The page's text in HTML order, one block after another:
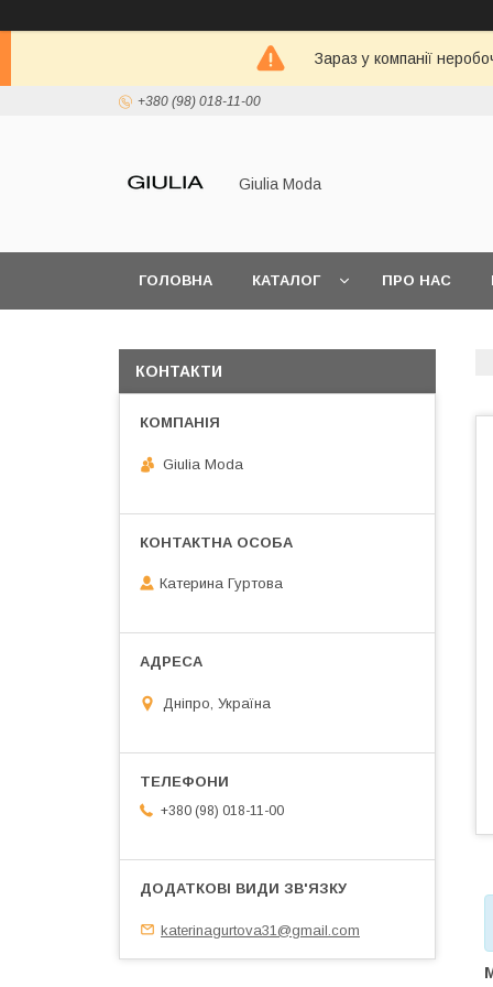
Зараз у компанії
+380 (98) 018-11-00
Giulia Moda
ГОЛОВНА КАТАЛОГ ПРО НАС
КОНТАКТИ
Giulia Moda
Катерина Гуртова
Дніпро, Україна
+380 (98) 018-11-00
katerinagurtova31@gmail.com